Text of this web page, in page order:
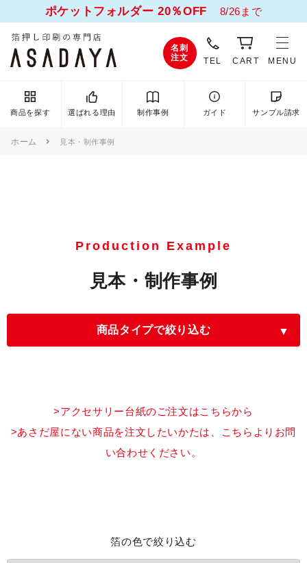
ポケットフォルダー 20％OFF 8/26まで
名刺
注文
TEL CART MENU
商品を探す 選ばれる理由 制作事例 ガイド サンプル請求
ホーム 見本・制作事例
Production Example
見本・制作事例
商品タイプで絞り込む
>アクセサリー台紙のご注文はこちらから
>あさだ屋にない商品を注文したいかたは、こちらよりお問
い合わせください。
箔の色で絞り込む